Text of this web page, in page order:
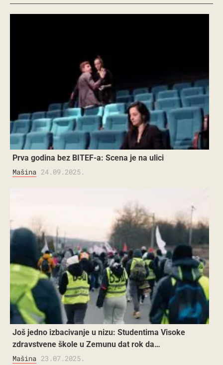
Prva godina bez BITEF-a: Scena je na ulici
Mašina 24.09.2025.
Još jedno izbacivanje u nizu: Studentima Visoke
zdravstvene škole u Zemunu dat rok da…
Mašina 23.07.2025.